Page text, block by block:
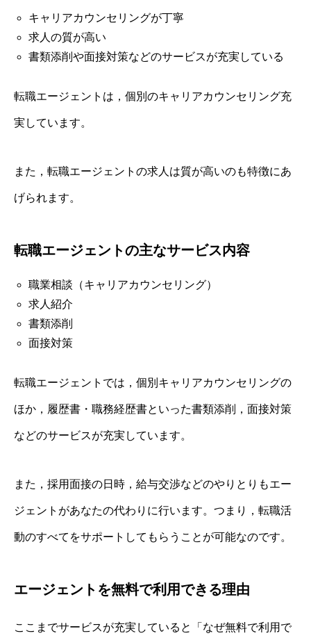
キャリアカウンセリングが丁寧
求人の質が高い
書類添削や面接対策などのサービスが充実している
転職エージェントは，個別のキャリアカウンセリング充
実しています。
また，転職エージェントの求人は質が高いのも特徴にあ
げられます。
転職エージェントの主なサービス内容
職業相談（キャリアカウンセリング）
求人紹介
書類添削
面接対策
転職エージェントでは，個別キャリアカウンセリングの
ほか，履歴書・職務経歴書といった書類添削，面接対策
などのサービスが充実しています。
また，採用面接の日時，給与交渉などのやりとりもエー
ジェントがあなたの代わりに行います。つまり，転職活
動のすべてをサポートしてもらうことが可能なのです。
エージェントを無料で利用できる理由
ここまでサービスが充実していると「なぜ無料で利用で